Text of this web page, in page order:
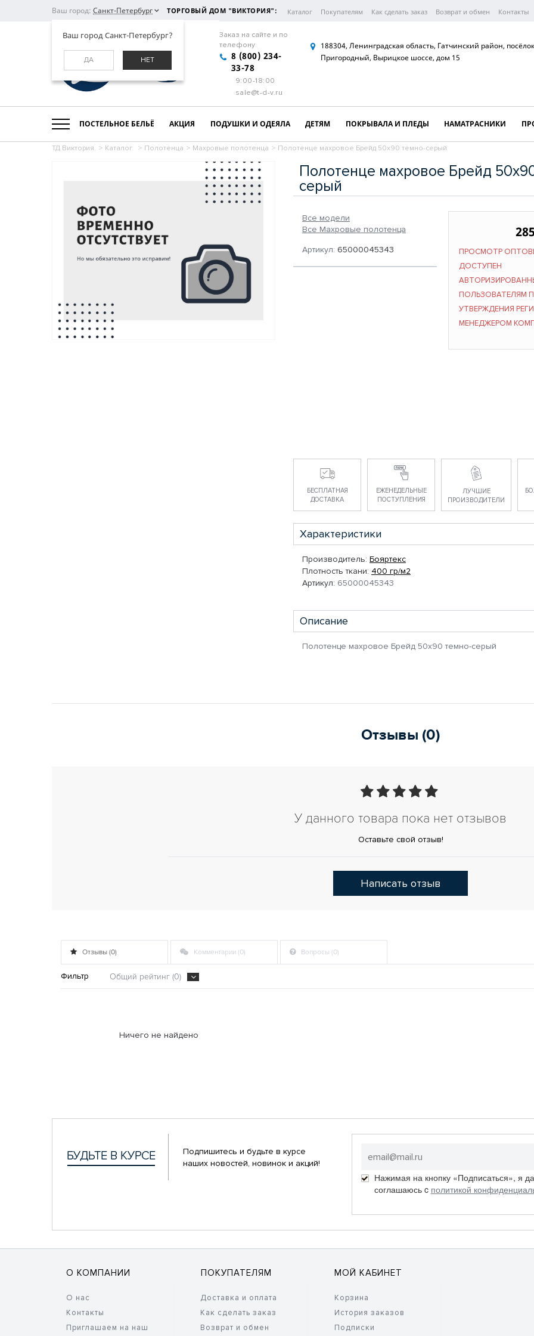
Ваш город: Санкт-Петербург
Ваш город Санкт-Петербург?
ДА НЕТ
ТОРГОВЫЙ ДОМ "ВИКТОРИЯ": Каталог Покупателям Как сделать заказ Возврат и обмен Контакты
Заказ на сайте и по
телефону
8 (800) 234-
33-78
9:00-18:00
sale@t-d-v.ru
188304, Ленинградская область, Гатчинский район, посёлок
Пригородный, Вырицкое шоссе, дом 15
ПОСТЕЛЬНОЕ БЕЛЬЁ АКЦИЯ ПОДУШКИ И ОДЕЯЛА ДЕТЯМ ПОКРЫВАЛА И ПЛЕДЫ НАМАТРАСНИКИ
ТД Виктория. > Каталог. > Полотенца > Махровые полотенца > Полотенце махровое Брейд 50х90 темно-серый
Полотенце махровое Брейд
серый
Все модели
Все Махровые полотенца
Артикул: 65000045343
ПРОСМОТР
ДОСТУПЕН
ПОЛЬЗОВАТЕЛЯМ
УТВЕРЖДЕНИЯ
МЕНЕДЖЕРОМ
БЕСПЛАТНАЯ
ДОСТАВКА
ЕЖЕНЕДЕЛЬНЫЕ
ПОСТУПЛЕНИЯ
ЛУЧШИЕ
ПРОИЗВОДИТЕЛИ
Характеристики
Производитель: Бояртекс
Плотность ткани: 400 гр/м2
Артикул: 65000045343
Описание
Полотенце махровое Брейд 50х90 темно-серый
Отзывы (0)
У данного товара пока нет отзывов
Оставьте свой отзыв!
Написать отзыв
Отзывы (0) Комментарии (0) Вопросы (0)
Фильтр Общий рейтинг (0)
Ничего не найдено
Подпишитесь и будьте в курсе
наших новостей, новинок и акций!
Нажимая на кнопку «Подписаться», я
соглашаюсь c политикой
О КОМПАНИИ
О нас
Контакты
Приглашаем на наш
ПОКУПАТЕЛЯМ
Доставка и оплата
Как сделать заказ
Возврат и обмен
МОЙ КАБИНЕТ
Корзина
История заказов
Подписки